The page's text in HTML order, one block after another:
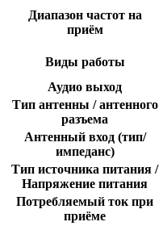
Диапазон частот на
приём
Виды работы
Аудио выход
Тип антенны / антенного
разъема
Антенный вход (тип/
импеданс)
Тип источника питания /
Напряжение питания
Потребляемый ток при
приёме